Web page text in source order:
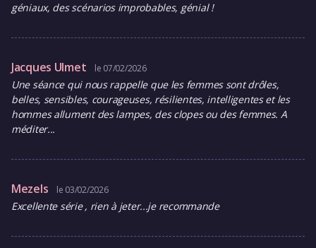
géniaux, des scénarios improbables, génial !
Jacques Ulmet le 07/02/2026
Une séance qui nous rappelle que les femmes sont drôles,
belles, sensibles, courageuses, résilientes, intelligentes et les
hommes allument des lampes, des clopes ou des femmes. A
méditer...
Mezels le 03/02/2026
Excellente série , rien à jeter...je recommande